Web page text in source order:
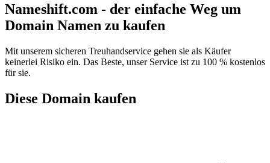
Nameshift.com - der einfache Weg um
Domain Namen zu kaufen
Mit unserem sicheren Treuhandservice gehen sie als Käufer
keinerlei Risiko ein. Das Beste, unser Service ist zu 100 % kostenlos
für sie.
Diese Domain kaufen